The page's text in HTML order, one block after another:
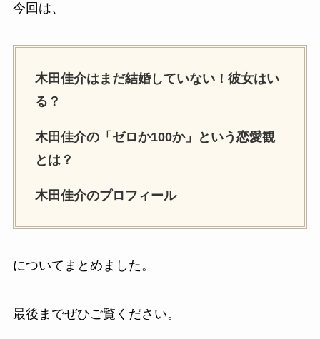
今回は、
木田佳介はまだ結婚していない！彼女はい
る？
木田佳介の「ゼロか100か」という恋愛観
とは？
木田佳介のプロフィール
についてまとめました。
最後までぜひご覧ください。